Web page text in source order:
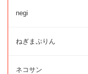
negi
ねぎまぷりん
ネコサン